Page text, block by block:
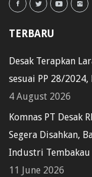
TERBARU
Desak Terapkan
sesuai PP 28/
4 August 2026
Komnas PT Desak
Segera Disahkan,
Industri Tembakau
11 June 2026